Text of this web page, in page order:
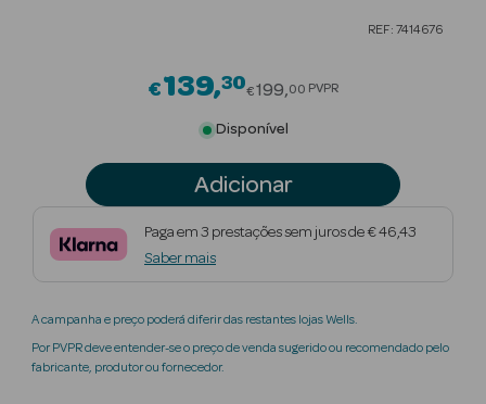
Maquilhagem
Maquilhagem
Beauty Season
Nutricosmética
REF: 7414676
€139 30Price reduced from
€199 00 PVPR
Disponível
Adicionar
Paga em 3 prestações sem juros de € 46,43
Saber mais
A campanha e preço poderá diferir das restantes lojas Wells.
Por PVPR deve entender-se o preço de venda sugerido ou recomendado pelo
fabricante, produtor ou fornecedor.